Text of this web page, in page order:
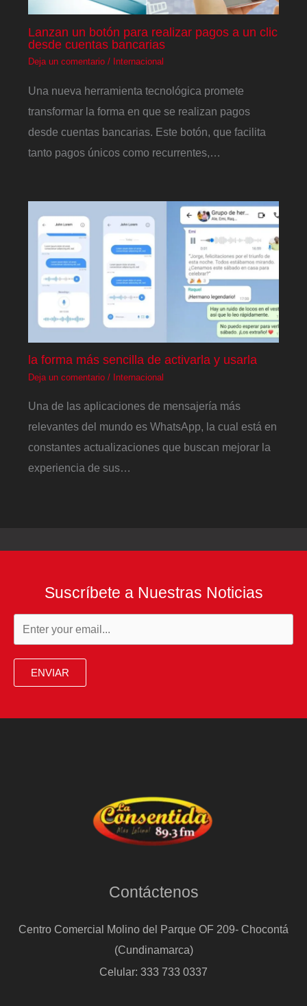
Lanzan un botón para realizar pagos a un clic
desde cuentas bancarias
Deja un comentario / Internacional
Una nueva herramienta tecnológica promete
transformar la forma en que se realizan pagos
desde cuentas bancarias. Este botón, que facilita
tanto pagos únicos como recurrentes,…
la forma más sencilla de activarla y usarla
Deja un comentario / Internacional
Una de las aplicaciones de mensajería más
relevantes del mundo es WhatsApp, la cual está en
constantes actualizaciones que buscan mejorar la
experiencia de sus…
Suscríbete a Nuestras Noticias
ENVIAR
Contáctenos
Centro Comercial Molino del Parque OF 209- Chocontá
(Cundinamarca)
Celular: 333 733 0337